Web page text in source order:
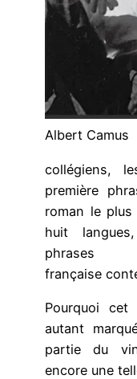
Albert Camus
collégiens,
première
roman le
huit
française
Pourquoi
autant
partie du
encore une